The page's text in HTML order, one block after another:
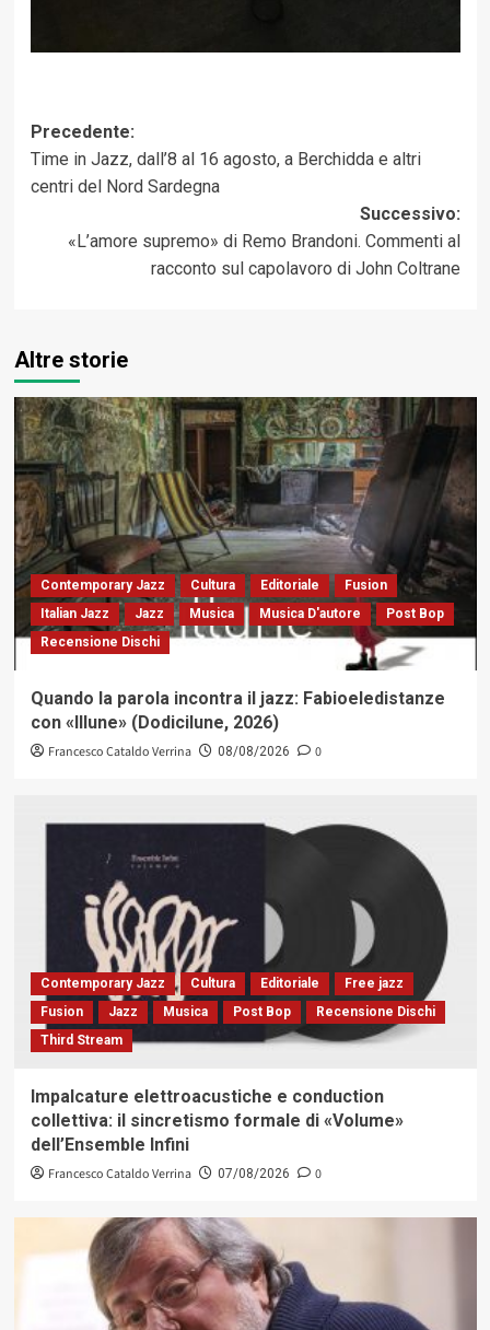
Navigazione
articolo
Precedente:
Time in Jazz, dall’8 al 16 agosto, a Berchidda e altri
centri del Nord Sardegna
Successivo:
«L’amore supremo» di Remo Brandoni. Commenti al
racconto sul capolavoro di John Coltrane
Altre storie
Contemporary Jazz Cultura Editoriale
Fusion
Italian Jazz
Jazz Musica Musica D'autore
Post Bop
Recensione Dischi
Quando la parola incontra il jazz: Fabioeledistanze
con «Illune» (Dodicilune, 2026)
Francesco Cataldo Verrina 08/08/2026 0
Contemporary Jazz Cultura Editoriale
Free jazz
Fusion
Jazz Musica Post Bop
Recensione Dischi
Third Stream
Impalcature elettroacustiche e conduction
collettiva: il sincretismo formale di «Volume»
dell’Ensemble Infini
Francesco Cataldo Verrina 07/08/2026 0